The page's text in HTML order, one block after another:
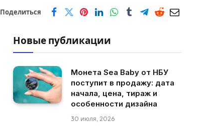
Поделиться
Новые публикации
Монета Sea Baby от НБУ
поступит в продажу: дата
начала, цена, тираж и
особенности дизайна
30 июля, 2026